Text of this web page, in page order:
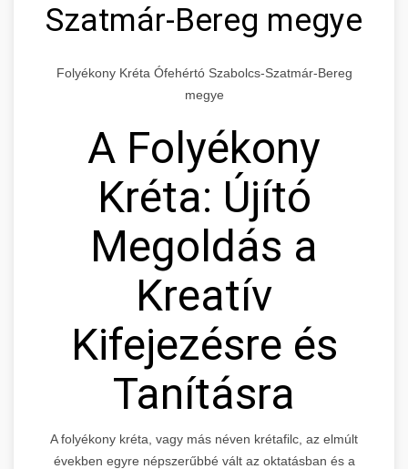
Szatmár-Bereg megye
Folyékony Kréta Ófehértó Szabolcs-Szatmár-Bereg
megye
A Folyékony
Kréta: Újító
Megoldás a
Kreatív
Kifejezésre és
Tanításra
A folyékony kréta, vagy más néven krétafilc, az elmúlt
években egyre népszerűbbé vált az oktatásban és a